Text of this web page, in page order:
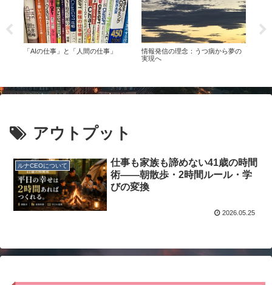
「AIの仕事」と「人間の仕事」
情報発信の理念：うつ病から夢の
実現へ
アウトプット
ルナCEOについて
仕事も家族も諦めない41歳の時間
術——朝散歩・2時間ルール・学
びの変換
2026.05.25